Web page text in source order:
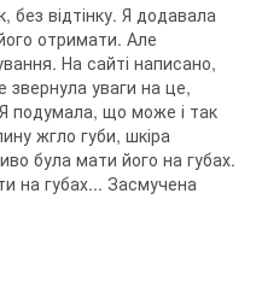
без відтінку. Я додавала
отримати. Але
На сайті написано,
уваги на це,
подумала, що може і так
жгло губи, шкіра
була мати його на губах.
на губах... Засмучена